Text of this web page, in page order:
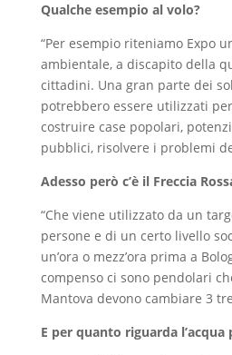
Qualche esempio al volo?
“Per esempio riteniamo Expo
ambientale, a discapito della
cittadini. Una gran parte dei
potrebbero essere utilizzati
costruire case popolari,
pubblici, risolvere i problemi
Adesso però c’è il Freccia
“Che viene utilizzato da un
persone e di un certo livello
un’ora o mezz’ora prima a
compenso ci sono pendolari
Mantova devono cambiare 3
E per quanto riguarda